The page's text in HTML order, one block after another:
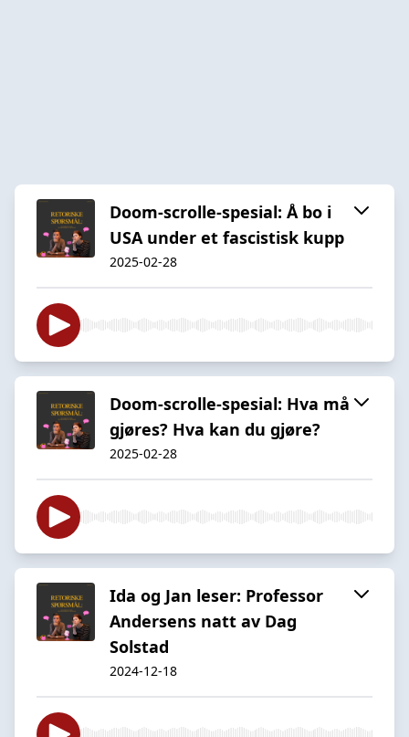
Doom-scrolle-spesial: Å bo i
USA under et fascistisk kupp
2025-02-28
Doom-scrolle-spesial: Hva må
gjøres? Hva kan du gjøre?
2025-02-28
Ida og Jan leser: Professor
Andersens natt av Dag
Solstad
2024-12-18